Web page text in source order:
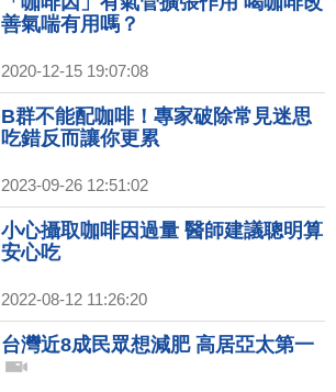
善氣喘有用嗎？
2020-12-15 19:07:08
B群不能配咖啡！專家破除常見迷思
吃錯反而讓你更累
2023-09-26 12:51:02
小心攝取咖啡因過量 醫師建議聰明算
安心吃
2022-08-12 11:26:20
台灣近8成民眾想減肥 高居亞太第一